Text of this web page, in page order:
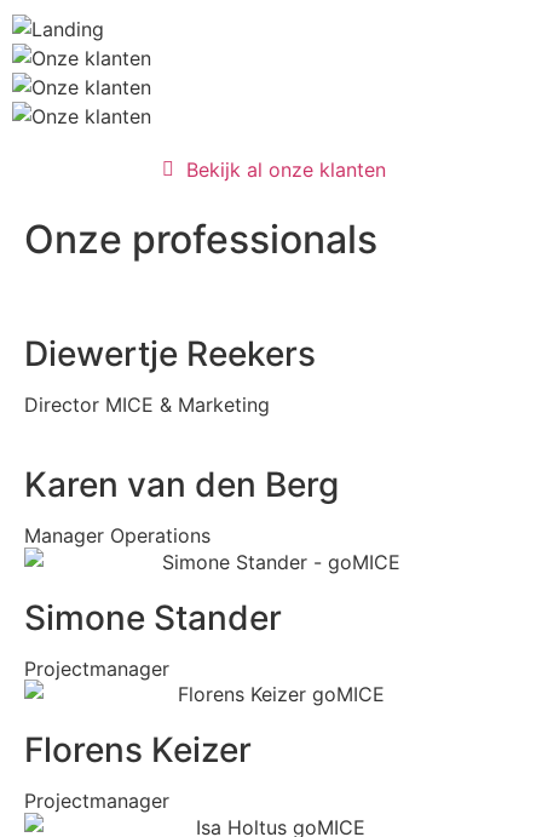
Bekijk al onze klanten
Onze professionals
Diewertje Reekers
Director MICE & Marketing
Karen van den Berg
Manager Operations​
Simone Stander
Projectmanager
Florens Keizer
Projectmanager